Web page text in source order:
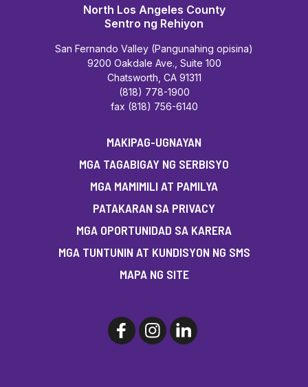
North Los Angeles County
Sentro ng Rehiyon
San Fernando Valley (Pangunahing opisina)
9200 Oakdale Ave., Suite 100
Chatsworth, CA 91311
(818) 778-1900
fax (818) 756-6140
MAKIPAG-UGNAYAN
MGA TAGABIGAY NG SERBISYO
MGA MAMIMILI AT PAMILYA
PATAKARAN SA PRIVACY
MGA OPORTUNIDAD SA KARERA
MGA TUNTUNIN AT KUNDISYON NG SMS
MAPA NG SITE